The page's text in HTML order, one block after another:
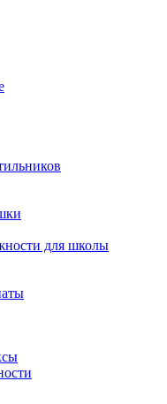
для школы